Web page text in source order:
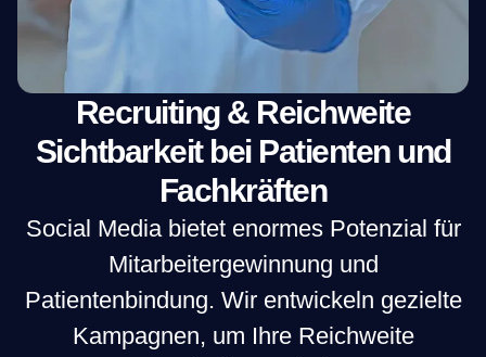
Recruiting & Reichweite
Sichtbarkeit bei Patienten und
Fachkräften
Social Media bietet enormes Potenzial für
Mitarbeitergewinnung und
Patientenbindung. Wir entwickeln gezielte
Kampagnen, um Ihre Reichweite